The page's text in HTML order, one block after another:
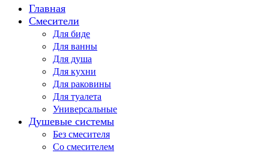
Главная
Смесители
Для биде
Для ванны
Для душа
Для кухни
Для раковины
Для туалета
Универсальные
Душевые системы
Без смесителя
Со смесителем